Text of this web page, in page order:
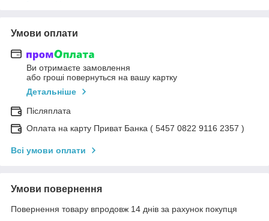
Умови оплати
Ви отримаєте замовлення
або гроші повернуться на вашу картку
Детальніше
Післяплата
Оплата на карту Приват Банка ( 5457 0822 9116 2357 )
Всі умови оплати
Умови повернення
Повернення товару впродовж 14 днів за рахунок покупця